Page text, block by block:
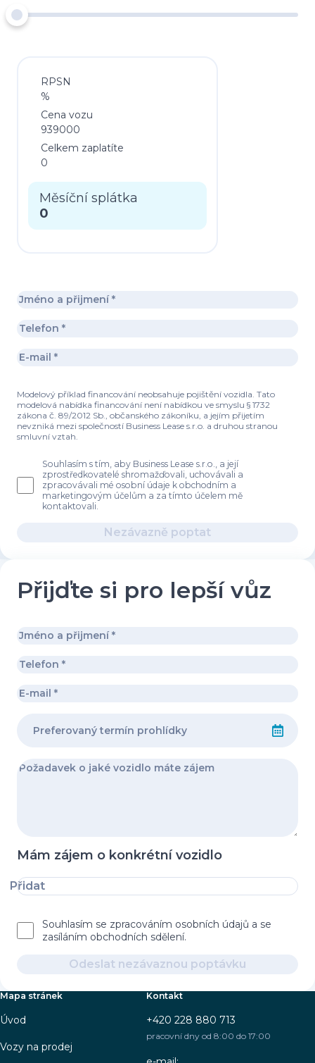
RPSN
%
Cena vozu
939000
Celkem zaplatíte
0
Měsíční splátka
0
Modelový příklad financování neobsahuje pojištění vozidla. Tato
modelová nabídka financování není nabídkou ve smyslu § 1732
zákona č. 89/2012 Sb., občanského zákoníku, a jejím přijetím
nevzniká mezi společností Business Lease s.r.o. a druhou stranou
smluvní vztah.
Souhlasím s tím, aby Business Lease s.r.o., a její
zprostředkovatelé shromažďovali, uchovávali a
zpracovávali mé osobní údaje k obchodním a
marketingovým účelům a za tímto účelem mě
kontaktovali.
Nezávazně poptat
Přijďte si pro lepší vůz
Mám zájem o konkrétní vozidlo
Přidat
Souhlasím se zpracováním osobních údajů a se
zasíláním obchodních sdělení.
Odeslat nezávaznou poptávku
Mapa stránek
Úvod
Vozy na prodej
Kontakt
+420 228 880 713
pracovní dny od 8:00 do 17:00